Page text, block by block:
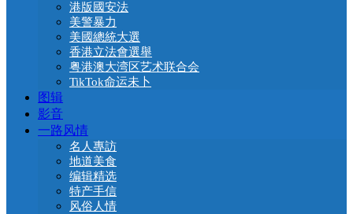
港版國安法
美警暴力
美國總統大選
香港立法會選舉
粤港澳大湾区艺术联合会
TikTok命运未卜
图辑
影音
一路风情
名人專訪
地道美食
编辑精选
特产手信
风俗人情